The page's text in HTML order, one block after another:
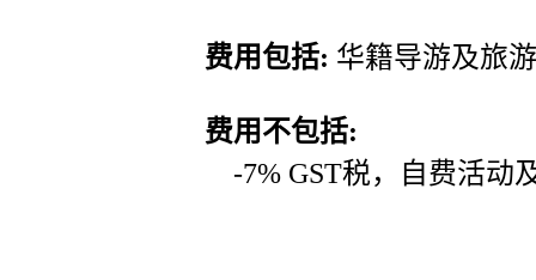
费用包括: 华籍导游及旅
费用不包括:
-7% GST税，自费活动